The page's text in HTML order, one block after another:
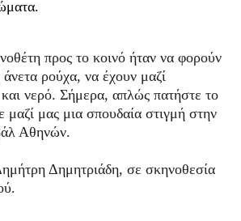
προς το κοινό ήταν να φορούν
ρούχα, να έχουν μαζί
νερό. Σήμερα, απλώς πατήστε το
μαζί μας μια σπουδαία στιγμή στην
Αθηνών.
Δημητριάδη, σε σκηνοθεσία